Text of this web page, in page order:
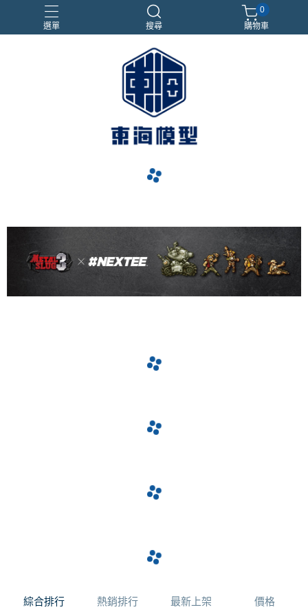
選單 搜尋
合金車
閃電霹靂車
電子雞/塔麻可吉/塔麻歌子
0
購物車
綜合排行 熱銷排行 最新上架 價格